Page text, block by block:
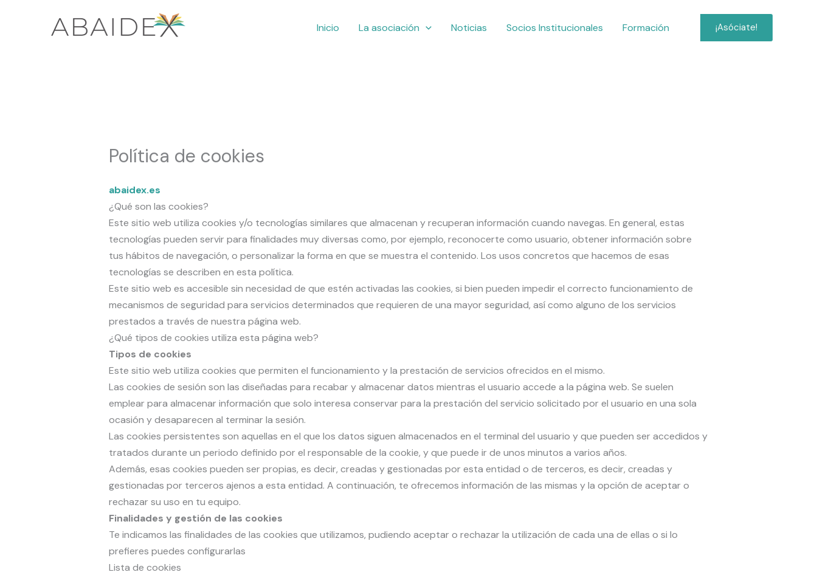
Inicio La asociación Noticias Socios Institucionales Formación ¡Asóciate!
Política de cookies
abaidex.es
¿Qué son las cookies?
Este sitio web utiliza cookies y/o tecnologías similares que almacenan y recuperan información cuando navegas. En general, estas
tecnologías pueden servir para finalidades muy diversas como, por ejemplo, reconocerte como usuario, obtener información sobre
tus hábitos de navegación, o personalizar la forma en que se muestra el contenido. Los usos concretos que hacemos de esas
tecnologías se describen en esta política.
Este sitio web es accesible sin necesidad de que estén activadas las cookies, si bien pueden impedir el correcto funcionamiento de
mecanismos de seguridad para servicios determinados que requieren de una mayor seguridad, así como alguno de los servicios
prestados a través de nuestra página web.
¿Qué tipos de cookies utiliza esta página web?
Tipos de cookies
Este sitio web utiliza cookies que permiten el funcionamiento y la prestación de servicios ofrecidos en el mismo.
Las cookies de sesión son las diseñadas para recabar y almacenar datos mientras el usuario accede a la página web. Se suelen
emplear para almacenar información que solo interesa conservar para la prestación del servicio solicitado por el usuario en una sola
ocasión y desaparecen al terminar la sesión.
Las cookies persistentes son aquellas en el que los datos siguen almacenados en el terminal del usuario y que pueden ser accedidos y
tratados durante un periodo definido por el responsable de la cookie, y que puede ir de unos minutos a varios años.
Además, esas cookies pueden ser propias, es decir, creadas y gestionadas por esta entidad o de terceros, es decir, creadas y
gestionadas por terceros ajenos a esta entidad. A continuación, te ofrecemos información de las mismas y la opción de aceptar o
rechazar su uso en tu equipo.
Finalidades y gestión de las cookies
Te indicamos las finalidades de las cookies que utilizamos, pudiendo aceptar o rechazar la utilización de cada una de ellas o si lo
prefieres puedes configurarlas
Lista de cookies